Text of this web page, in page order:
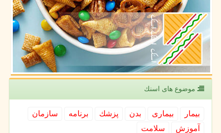
موضوع های اسنك
بیمار بیماری بدن پزشك برنامه
سازمان
آموزش
سلامت